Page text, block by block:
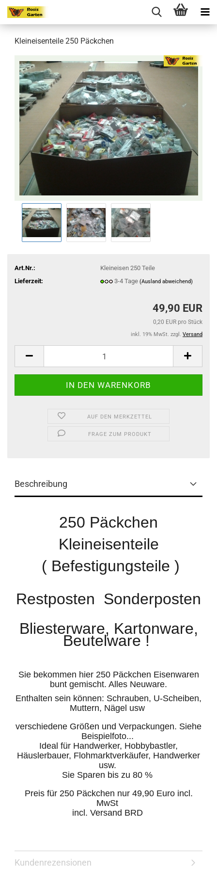
Kleineisenteile 250 Päckchen
Art.Nr.:
Kleineisen 250 Teile
Lieferzeit:
3-4 Tage (Ausland abweichend)
49,90 EUR
0,20 EUR pro Stück
inkl. 19% MwSt. zzgl. Versand
AUF DEN MERKZETTEL
FRAGE ZUM PRODUKT
Beschreibung
250 Päckchen
Kleineisenteile
( Befestigungsteile )
Restposten Sonderposten
Bliesterware, Kartonware,
Beutelware !
Sie bekommen hier 250 Päckchen Eisenwaren
bunt gemischt. Alles Neuware.
Enthalten sein können: Schrauben, U-Scheiben,
Muttern, Nägel usw
verschiedene Größen und Verpackungen. Siehe
Beispielfoto...
Ideal für Handwerker, Hobbybastler,
Häuslerbauer, Flohmarktverkäufer, Handwerker
usw.
Sie Sparen bis zu 80 %
Preis für 250 Päckchen nur 49,90 Euro incl.
MwSt
incl. Versand BRD
Kundenrezensionen